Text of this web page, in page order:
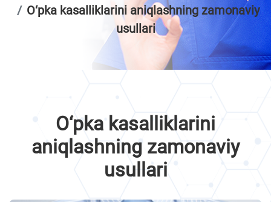
O‘pka kasalliklarini aniqlashning zamonaviy
usullari
O‘pka kasalliklarini
aniqlashning zamonaviy
usullari